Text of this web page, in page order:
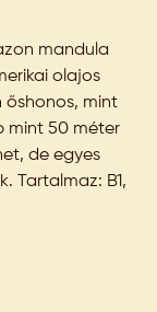
mandula
olajos
őshonos, mint
mint 50 méter
de egyes
Tartalmaz: B1,